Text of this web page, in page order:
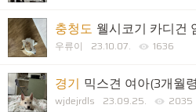
충청도 웰시코기 카디건
우류이 23.10.07. 1636
경기 믹스견 여아(3개월
wjdejrdls 23.09.25. 2035